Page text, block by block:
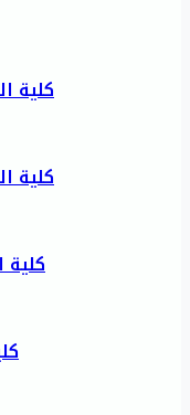
كلية
كلية
كلية